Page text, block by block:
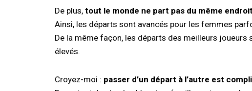
De plus, tout le monde ne part pas du même
Ainsi, les départs sont avancés pour les femmes
De la même façon, les départs des meilleurs
élevés.
Croyez-moi : passer d’un départ à l’autre est